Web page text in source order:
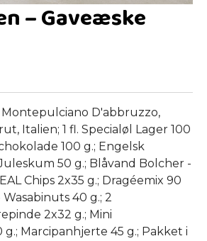
– Gaveæske
Montepulciano D'abbruzzo,
Italien; 1 fl. Specialøl Lager 100
100 g.; Engelsk
50 g.; Blåvand Bolcher -
Chips 2x35 g.; Dragéemix 90
40 g.; 2
2x32 g.; Mini
g.; Marcipanhjerte 45 g.; Pakket i